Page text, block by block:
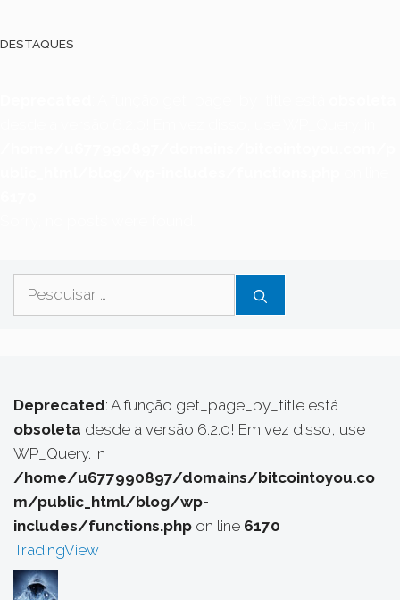
DESTAQUES
Pesquisar
Deprecated: A função get_page_by_title está
obsoleta desde a versão 6.2.0! Em vez disso, use
WP_Query. in
/home/u677990897/domains/bitcointoyou.co
m/public_html/blog/wp-
includes/functions.php on line 6170
TradingView